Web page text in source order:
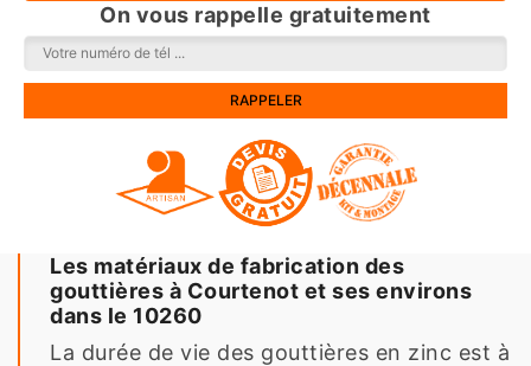
On vous rappelle gratuitement
Les matériaux de fabrication des
gouttières à Courtenot et ses environs
dans le 10260
La durée de vie des gouttières en zinc est à